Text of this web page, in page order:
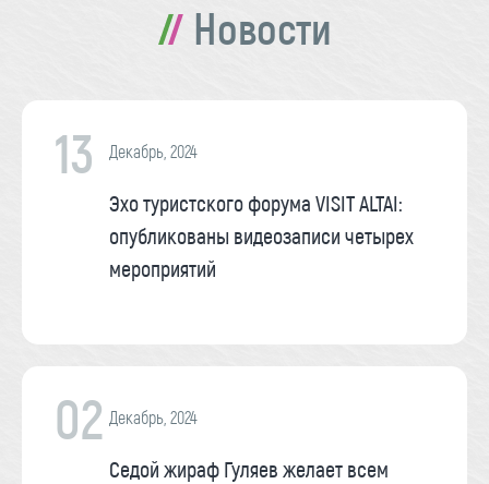
Новости
13 Декабрь, 2024
Эхо туристского форума VISIT ALTAI:
опубликованы видеозаписи четырех
мероприятий
02 Декабрь, 2024
Седой жираф Гуляев желает всем